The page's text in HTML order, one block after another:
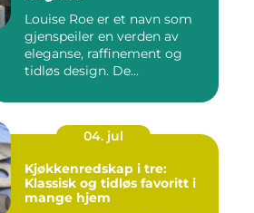
Louise Roe er et navn som
gjenspeiler en verden av
eleganse, raffinement og
tidløs design. De...
04. jul
Kjøkkenredskap i tre:
Klassisk og tidløs favoritt i
mange hjem